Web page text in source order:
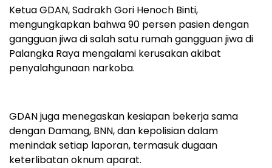
Ketua GDAN, Sadrakh Gori Henoch Binti,
mengungkapkan bahwa 90 persen pasien dengan
gangguan jiwa di salah satu rumah gangguan jiwa di
Palangka Raya mengalami kerusakan akibat
penyalahgunaan narkoba.
GDAN juga menegaskan kesiapan bekerja sama
dengan Damang, BNN, dan kepolisian dalam
menindak setiap laporan, termasuk dugaan
keterlibatan oknum aparat.